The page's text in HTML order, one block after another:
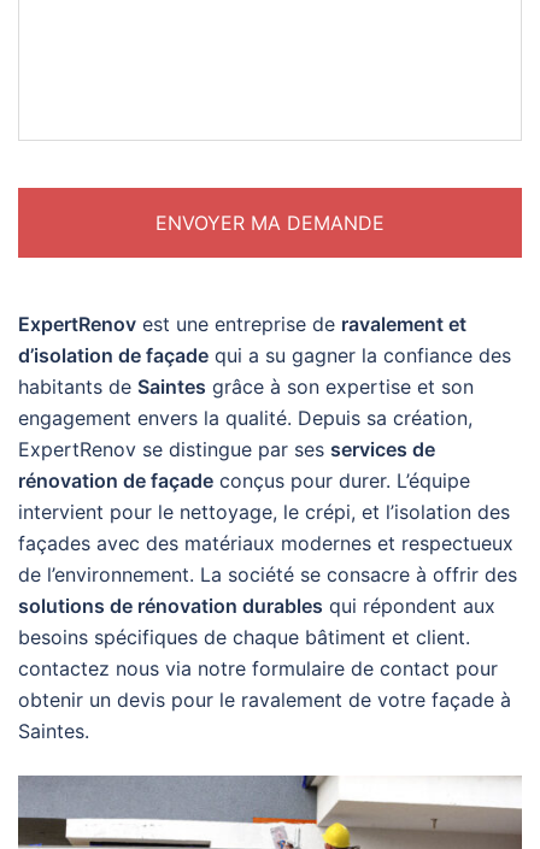
ExpertRenov est une entreprise de ravalement et
d’isolation de façade qui a su gagner la confiance des
habitants de Saintes grâce à son expertise et son
engagement envers la qualité. Depuis sa création,
ExpertRenov se distingue par ses services de
rénovation de façade conçus pour durer. L’équipe
intervient pour le nettoyage, le crépi, et l’isolation des
façades avec des matériaux modernes et respectueux
de l’environnement. La société se consacre à offrir des
solutions de rénovation durables qui répondent aux
besoins spécifiques de chaque bâtiment et client.
contactez nous via notre formulaire de contact pour
obtenir un devis pour le ravalement de votre façade à
Saintes.